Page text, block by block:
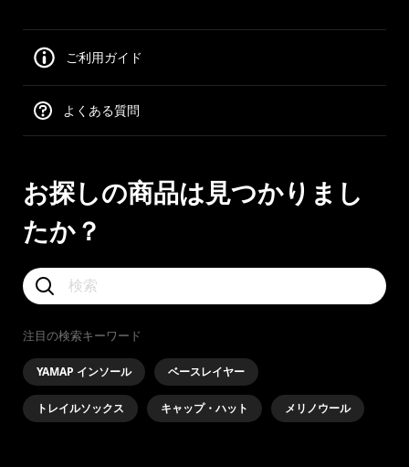
ご利用ガイド
よくある質問
お探しの商品は見つかりまし
たか？
注目の検索キーワード
YAMAP インソール ベースレイヤー
トレイルソックス キャップ・ハット メリノウール